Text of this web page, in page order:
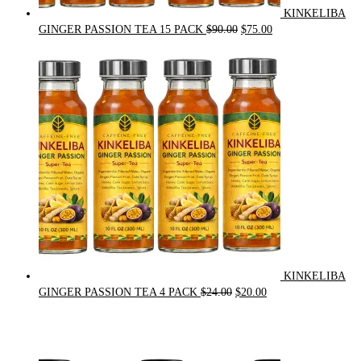
KINKELIBA
GINGER PASSION TEA 15 PACK $90.00 Original
was:
$90.00.
$75.00Current
is:
$75.00.
KINKELIBA
GINGER PASSION TEA 4 PACK $24.00 Original
$20.00Current